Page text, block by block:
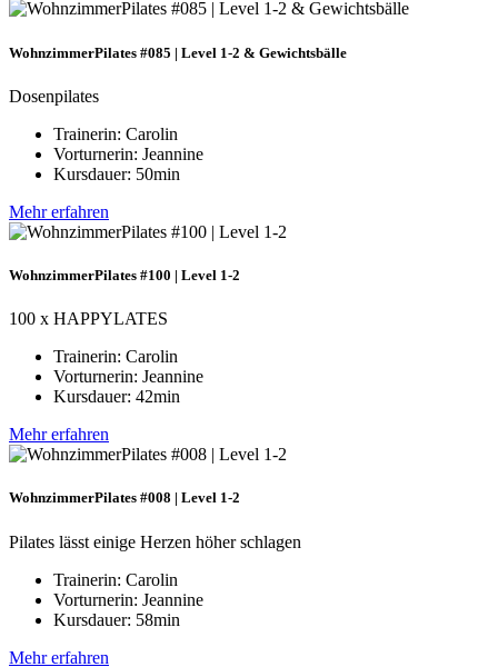
WohnzimmerPilates #085 | Level 1-2 & Gewichtsbälle
Dosenpilates
Trainerin: Carolin
Vorturnerin: Jeannine
Kursdauer: 50min
Mehr erfahren
WohnzimmerPilates #100 | Level 1-2
100 x HAPPYLATES
Trainerin: Carolin
Vorturnerin: Jeannine
Kursdauer: 42min
Mehr erfahren
WohnzimmerPilates #008 | Level 1-2
Pilates lässt einige Herzen höher schlagen
Trainerin: Carolin
Vorturnerin: Jeannine
Kursdauer: 58min
Mehr erfahren